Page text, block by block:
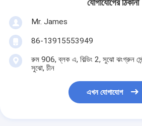
যোগাযোগের ঠিকানা
Mr. James
86-13915553949
রুম 906, ব্লক এ, বিল্ডিং 2, সুঝো ঝংগ্রুন
সুঝো, চীন
এখন যোগাযোগ